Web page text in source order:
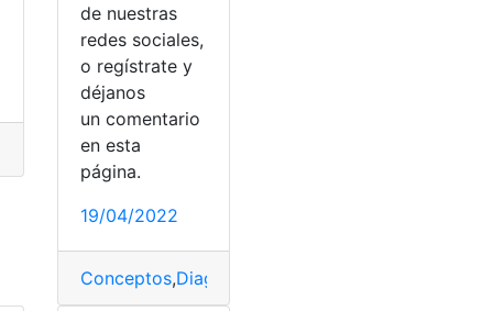
Multas
Parroquias
de nuestras
redes sociales,
o regístrate y
déjanos
un comentario
en esta
página.
19/04/2022
Conceptos,Diagrama